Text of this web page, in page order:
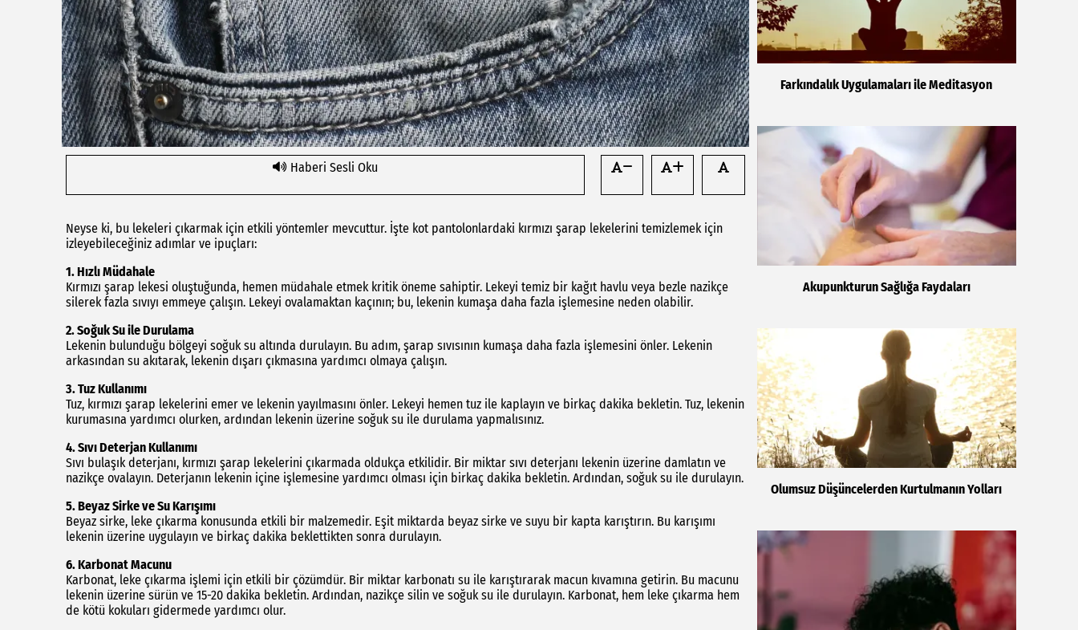
Haberi Sesli Oku
Neyse ki, bu lekeleri çıkarmak için etkili yöntemler mevcuttur. İşte kot pantolonlardaki kırmızı şarap lekelerini temizlemek için
izleyebileceğiniz adımlar ve ipuçları:
1.Hızlı Müdahale
Kırmızı şarap lekesi oluştuğunda, hemen müdahale etmek kritik öneme sahiptir. Lekeyi temiz bir kağıt havlu veya bezle nazikçe
silerek fazla sıvıyı emmeye çalışın. Lekeyi ovalamaktan kaçının; bu, lekenin kumaşa daha fazla işlemesine neden olabilir.
2.Soğuk Su ile Durulama
Lekenin bulunduğu bölgeyi soğuk su altında durulayın. Bu adım, şarap sıvısının kumaşa daha fazla işlemesini önler. Lekenin
arkasından su akıtarak, lekenin dışarı çıkmasına yardımcı olmaya çalışın.
3.Tuz Kullanımı
Tuz, kırmızı şarap lekelerini emer ve lekenin yayılmasını önler. Lekeyi hemen tuz ile kaplayın ve birkaç dakika bekletin. Tuz, lekenin
kurumasına yardımcı olurken, ardından lekenin üzerine soğuk su ile durulama yapmalısınız.
4.Sıvı Deterjan Kullanımı
Sıvı bulaşık deterjanı, kırmızı şarap lekelerini çıkarmada oldukça etkilidir. Bir miktar sıvı deterjanı lekenin üzerine damlatın ve
nazikçe ovalayın. Deterjanın lekenin içine işlemesine yardımcı olması için birkaç dakika bekletin. Ardından, soğuk su ile durulayın.
5.Beyaz Sirke ve Su Karışımı
Beyaz sirke, leke çıkarma konusunda etkili bir malzemedir. Eşit miktarda beyaz sirke ve suyu bir kapta karıştırın. Bu karışımı
lekenin üzerine uygulayın ve birkaç dakika beklettikten sonra durulayın.
6.Karbonat Macunu
Karbonat, leke çıkarma işlemi için etkili bir çözümdür. Bir miktar karbonatı su ile karıştırarak macun kıvamına getirin. Bu macunu
lekenin üzerine sürün ve 15-20 dakika bekletin. Ardından, nazikçe silin ve soğuk su ile durulayın. Karbonat, hem leke çıkarma hem
de kötü kokuları gidermede yardımcı olur.
Farkındalık Uygulamaları ile Meditasyon
Akupunkturun Sağlığa Faydaları
Olumsuz Düşüncelerden Kurtulmanın Yolları